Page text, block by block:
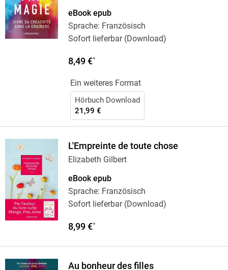
eBook epub
Sprache: Französisch
Sofort lieferbar (Download)
8,49 €*
Ein weiteres Format
Hörbuch Download
21,99 €
L'Empreinte de toute chose
Elizabeth Gilbert
eBook epub
Sprache: Französisch
Sofort lieferbar (Download)
8,99 €*
Au bonheur des filles